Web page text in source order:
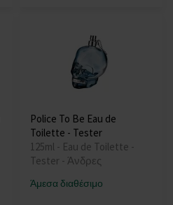
Police To Be Eau de
Toilette - Tester
125ml - Eau de Toilette -
Tester - Άνδρες
Άμεσα διαθέσιμο